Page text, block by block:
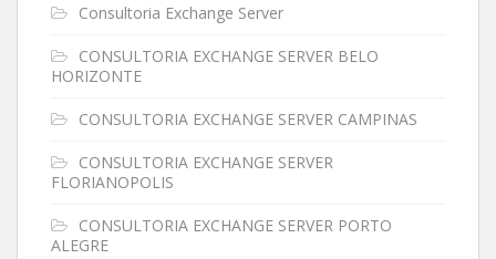
Consultoria Exchange Server
CONSULTORIA EXCHANGE SERVER BELO
HORIZONTE
CONSULTORIA EXCHANGE SERVER CAMPINAS
CONSULTORIA EXCHANGE SERVER
FLORIANOPOLIS
CONSULTORIA EXCHANGE SERVER PORTO
ALEGRE